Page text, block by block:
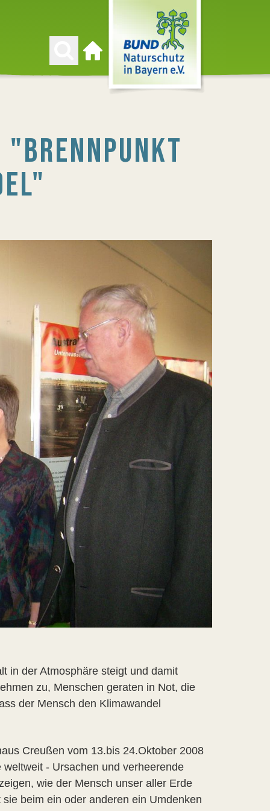
Zur Startseite
"BRENNPUNKT
in der Atmosphäre steigt und damit
zu, Menschen geraten in Not, die
der Mensch den Klimawandel
Creußen vom 13.bis 24.Oktober 2008
- Ursachen und verheerende
wie der Mensch unser aller Erde
beim ein oder anderen ein Umdenken